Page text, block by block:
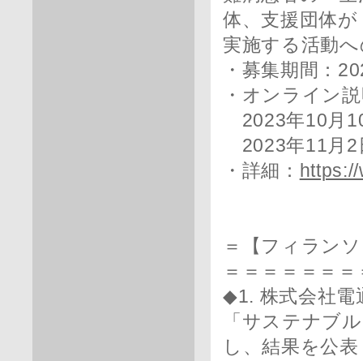
体、支援団体が
実施する活動
・募集期間：
・オンライン
2023年10月
2023年11月
・詳細：
＝【フィラン
＝＝＝＝＝＝＝
◆1. 株式会社電
「サステナブ
し、結果を公表